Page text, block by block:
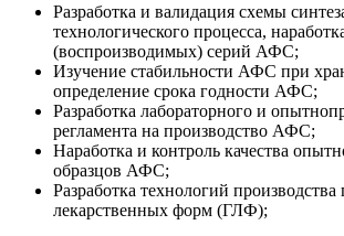
Разработка и валидация схемы
технологического процесса,
(воспроизводимых) серий АФС;
Изучение стабильности АФС при
определение срока годности АФС;
Разработка лабораторного и
регламента на производство АФС;
Наработка и контроль качества
образцов АФС;
Разработка технологий производства
лекарственных форм (ГЛФ);